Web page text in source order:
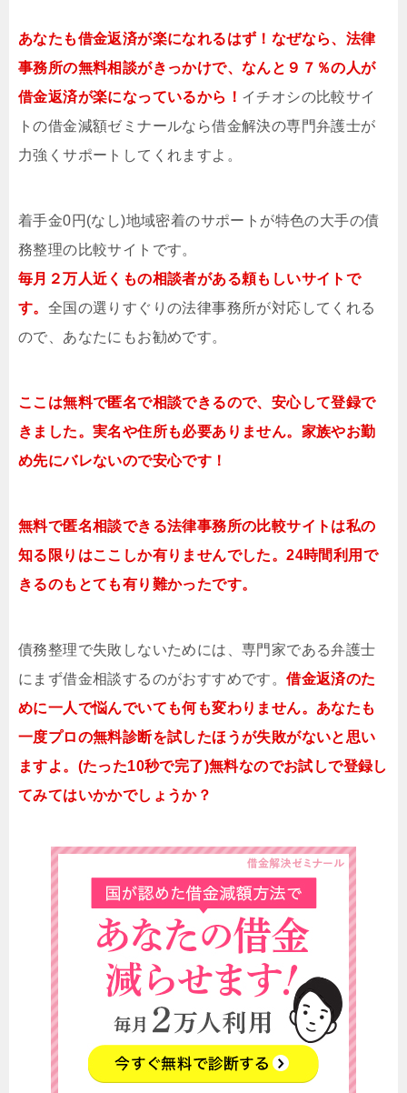
あなたも借金返済が楽になれるはず！なぜなら、法律
事務所の無料相談がきっかけで、なんと９７％の人が
借金返済が楽になっているから！ イチオシの比較サイ
トの借金減額ゼミナールなら借金解決の専門弁護士が
力強くサポートしてくれますよ。
着手金0円(なし)地域密着のサポートが特色の大手の債
務整理の比較サイトです。
毎月２万人近くもの相談者がある頼もしいサイトで
す。 全国の選りすぐりの法律事務所が対応してくれる
ので、あなたにもお勧めです。
ここは無料で匿名で相談できるので、安心して登録で
きました。実名や住所も必要ありません。家族やお勤
め先にバレないので安心です！
無料で匿名相談できる法律事務所の比較サイトは私の
知る限りはここしか有りませんでした。24時間利用で
きるのもとても有り難かったです。
債務整理で失敗しないためには、専門家である弁護士
にまず借金相談するのがおすすめです。借金返済のた
めに一人で悩んでいても何も変わりません。あなたも
一度プロの無料診断を試したほうが失敗がないと思い
ますよ。(たった10秒で完了)無料なのでお試しで登録し
てみてはいかかでしょうか？